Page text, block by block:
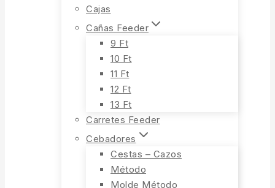
Cajas
Cañas Feeder
9 Ft
10 Ft
11 Ft
12 Ft
13 Ft
Carretes Feeder
Cebadores
Cestas – Cazos
Método
Molde Método